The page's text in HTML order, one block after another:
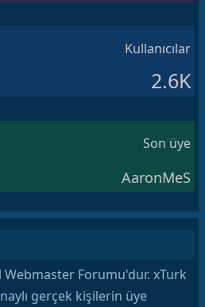
Kullanıcılar
2.6K
Son üye
AaronMeS
Webmaster Forumu'dur. xTurk
gerçek kişilerin üye